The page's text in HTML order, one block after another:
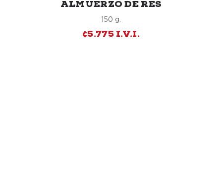
ALMUERZO DE RES
150 g.
¢5.775 I.V.I.